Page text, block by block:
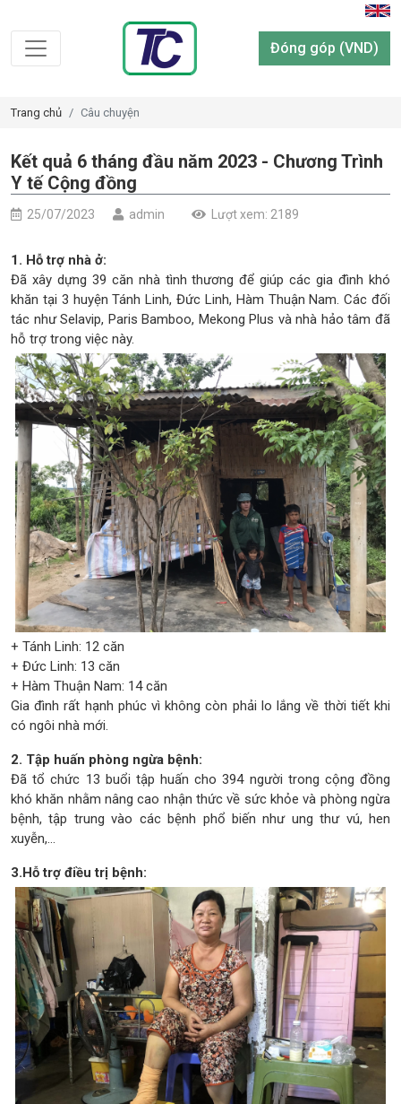
Đóng góp (VND)
Trang chủ Câu chuyện
Kết quả 6 tháng đầu năm 2023 - Chương Trình
Y tế Cộng đồng
25/07/2023 admin Lượt xem: 2189
1. Hỗ trợ nhà ở:
Đã xây dựng 39 căn nhà tình thương để giúp các gia đình khó
khăn tại 3 huyện Tánh Linh, Đức Linh, Hàm Thuận Nam. Các đối
tác như Selavip, Paris Bamboo, Mekong Plus và nhà hảo tâm đã
hỗ trợ trong việc này.
+ Tánh Linh: 12 căn
+ Đức Linh: 13 căn
+ Hàm Thuận Nam: 14 căn
Gia đình rất hạnh phúc vì không còn phải lo lắng về thời tiết khi
có ngôi nhà mới.
2. Tập huấn phòng ngừa bệnh:
Đã tổ chức 13 buổi tập huấn cho 394 người trong cộng đồng
khó khăn nhằm nâng cao nhận thức về sức khỏe và phòng ngừa
bệnh, tập trung vào các bệnh phổ biến như ung thư vú, hen
xuyễn,...
3.Hỗ trợ điều trị bệnh: